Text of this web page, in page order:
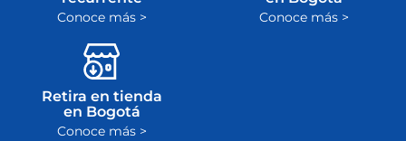
Conoce más > Conoce más >
Retira en tienda
en Bogotá
Conoce más >